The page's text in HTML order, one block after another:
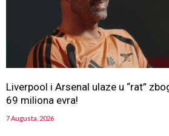
Liverpool i Arsenal ulaze u “rat”
69 miliona evra!
7 Augusta, 2026